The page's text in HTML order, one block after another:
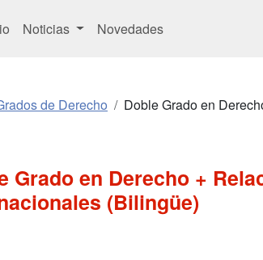
Noticias Novedades
de Derecho Doble Grado en
Grado en Derecho +
(Bilingüe)